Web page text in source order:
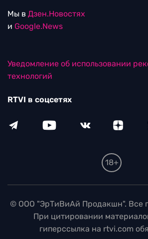
Мы в Дзен.Новостях
и Google.News
Уведомление об использовании
технологий
RTVI в соцсетях
18+
© ООО "ЭрТиВиАй Продакшн". Все
При цитировании
гиперссылка на rtvi.com